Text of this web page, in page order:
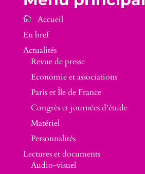
En bref
Actualités
Revue de presse
Economie et associations
Paris et Île de France
Congrès et journées d’étude
Matériel
Personnalités
Lectures et documents
Audio-visuel